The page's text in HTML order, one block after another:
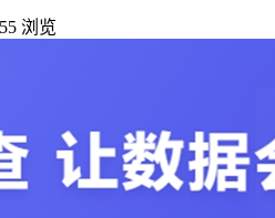
浏览